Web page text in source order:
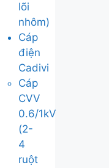
lõi
nhôm)
Cáp
điện
Cadivi
Cáp
CVV
0.6/1kV
(2-
4
ruột